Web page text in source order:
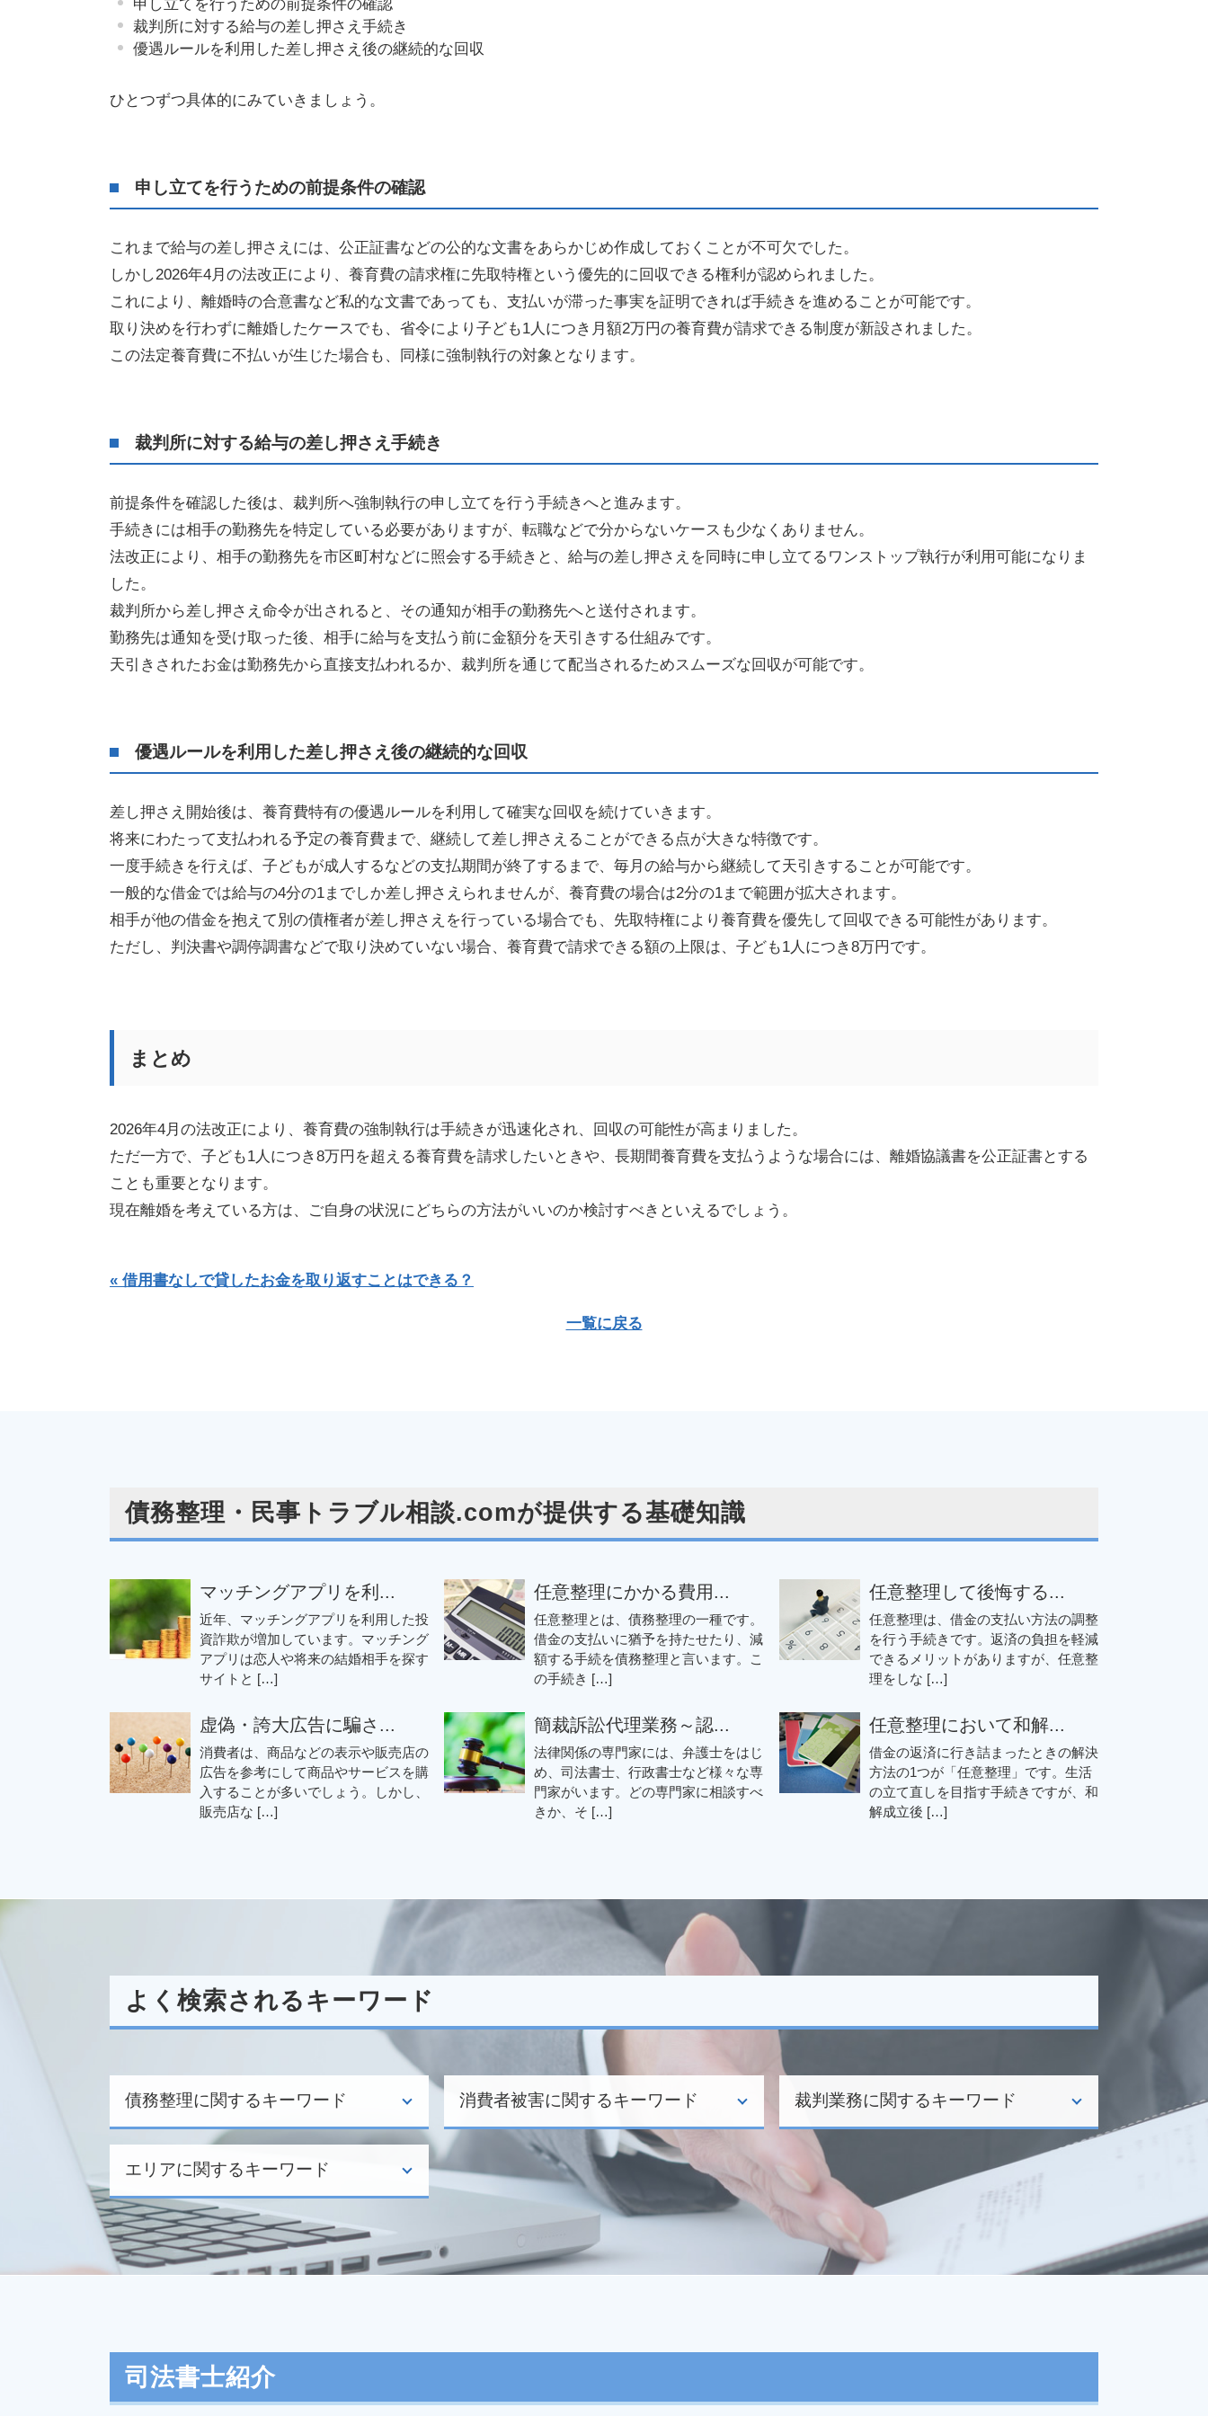
申し立てを行うための前提条件の確認
裁判所に対する給与の差し押さえ手続き
優遇ルールを利用した差し押さえ後の継続的な回収
ひとつずつ具体的にみていきましょう。
申し立てを行うための前提条件の確認
これまで給与の差し押さえには、公正証書などの公的な文書をあらかじめ作成しておくことが不可欠でした。
しかし2026年4月の法改正により、養育費の請求権に先取特権という優先的に回収できる権利が認められました。
これにより、離婚時の合意書など私的な文書であっても、支払いが滞った事実を証明できれば手続きを進めることが可能です。
取り決めを行わずに離婚したケースでも、省令により子ども1人につき月額2万円の養育費が請求できる制度が新設されました。
この法定養育費に不払いが生じた場合も、同様に強制執行の対象となります。
裁判所に対する給与の差し押さえ手続き
前提条件を確認した後は、裁判所へ強制執行の申し立てを行う手続きへと進みます。
手続きには相手の勤務先を特定している必要がありますが、転職などで分からないケースも少なくありません。
法改正により、相手の勤務先を市区町村などに照会する手続きと、給与の差し押さえを同時に申し立てるワンストップ執行が利用可能になりま
した。
裁判所から差し押さえ命令が出されると、その通知が相手の勤務先へと送付されます。
勤務先は通知を受け取った後、相手に給与を支払う前に金額分を天引きする仕組みです。
天引きされたお金は勤務先から直接支払われるか、裁判所を通じて配当されるためスムーズな回収が可能です。
優遇ルールを利用した差し押さえ後の継続的な回収
差し押さえ開始後は、養育費特有の優遇ルールを利用して確実な回収を続けていきます。
将来にわたって支払われる予定の養育費まで、継続して差し押さえることができる点が大きな特徴です。
一度手続きを行えば、子どもが成人するなどの支払期間が終了するまで、毎月の給与から継続して天引きすることが可能です。
一般的な借金では給与の4分の1までしか差し押さえられませんが、養育費の場合は2分の1まで範囲が拡大されます。
相手が他の借金を抱えて別の債権者が差し押さえを行っている場合でも、先取特権により養育費を優先して回収できる可能性があります。
ただし、判決書や調停調書などで取り決めていない場合、養育費で請求できる額の上限は、子ども1人につき8万円です。
まとめ
2026年4月の法改正により、養育費の強制執行は手続きが迅速化され、回収の可能性が高まりました。
ただ一方で、子ども1人につき8万円を超える養育費を請求したいときや、長期間養育費を支払うような場合には、離婚協議書を公正証書とする
ことも重要となります。
現在離婚を考えている方は、ご自身の状況にどちらの方法がいいのか検討すべきといえるでしょう。
« 借用書なしで貸したお金を取り返すことはできる？
一覧に戻る
債務整理・民事トラブル相談.comが提供する基礎知識
マッチングアプリを利...
近年、マッチングアプリを利用した投
資詐欺が増加しています。マッチング
アプリは恋人や将来の結婚相手を探す
サイトと […]
任意整理にかかる費用...
任意整理とは、債務整理の一種です。
借金の支払いに猶予を持たせたり、減
額する手続を債務整理と言います。こ
の手続き […]
任意整理して後悔する...
任意整理は、借金の支払い方法の調整
を行う手続きです。返済の負担を軽減
できるメリットがありますが、任意整
理をしな […]
虚偽・誇大広告に騙さ...
消費者は、商品などの表示や販売店の
広告を参考にして商品やサービスを購
入することが多いでしょう。しかし、
販売店な […]
簡裁訴訟代理業務～認...
法律関係の専門家には、弁護士をはじ
め、司法書士、行政書士など様々な専
門家がいます。どの専門家に相談すべ
きか、そ […]
任意整理において和解...
借金の返済に行き詰まったときの解決
方法の1つが「任意整理」です。生活
の立て直しを目指す手続きですが、和
解成立後 […]
よく検索されるキーワード
債務整理に関するキーワード
任意整理 和解できない
過払い金 対象
任意整理 流れ
自己破産 家族の貯金
自己破産 家族に迷惑
自己破産 免責
債務整理 司法書士
消費者被害に関するキーワード
悪徳商法 種類
エステ クーリングオフ
クーリングオフ 口頭
送り付け商法 対応
特定商取引法 クーリングオフ
裁判業務に関するキーワード
債権回収 会社
立ち退き 交渉
借金 取り立て
交通事故 損害賠償
家賃 滞納
少額訴訟 必要書類
エリアに関するキーワード
過払い金 日野市 相談
裁判業務 千葉県 相談
消費者被害 埼玉県 相談
任意整理 多摩市 相談
司法書士紹介